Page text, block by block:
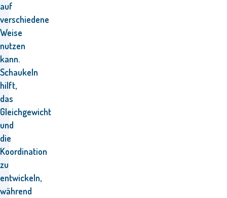
auf
verschiedene
Weise
nutzen
kann.
Schaukeln
hilft,
das
Gleichgewicht
und
die
Koordination
zu
entwickeln,
während